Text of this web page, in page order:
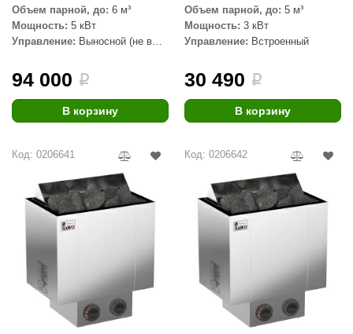
Design
2000
Объем парной, до: 6 м³
Мощность: 5 кВт
Управление: Выносной (не в
94 000 i
В корзину
Объем парной, до: 5 м³
Мощность: 3 кВт
Управление: Встроенный
30 490 i
В корзину
Код: 0206641 Код: 0206642